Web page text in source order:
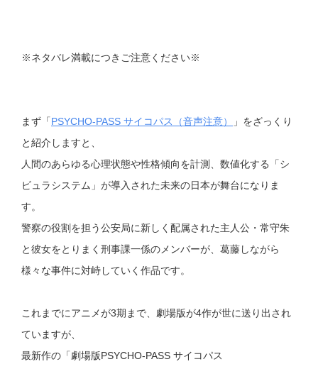
※ネタバレ満載につきご注意ください※
まず「PSYCHO-PASS サイコパス（音声注意）
」をざっくり
と紹介しますと、
人間のあらゆる心理状態や性格傾向を計測、数値化する「シ
ビュラシステム」が導入された未来の日本が舞台になりま
す。
警察の役割を担う公安局に新しく配属された主人公・常守朱
と彼女をとりまく刑事課一係のメンバーが、葛藤しながら
様々な事件に対峙していく作品です。
これまでにアニメが3期まで、劇場版が4作が世に送り出され
ていますが、
最新作の「劇場版PSYCHO-PASS サイコパス